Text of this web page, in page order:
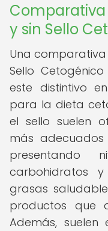
y sin Sello
Una
Sello
este distintivo
para la dieta
el sello suelen
más
presentando
carbohidratos
grasas
productos que
Además,